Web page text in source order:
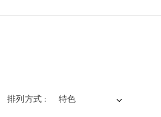
排列方式 :